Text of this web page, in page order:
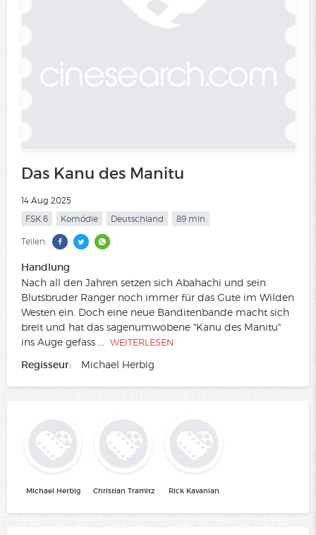
Das Kanu des Manitu
14 Aug 2025
FSK 6
Komödie Deutschland 89 min
Teilen:
Handlung
Nach all den Jahren setzen sich Abahachi und sein
Blutsbruder Ranger noch immer für das Gute im Wilden
Westen ein. Doch eine neue Banditenbande macht sich
breit und hat das sagenumwobene "Kanu des Manitu"
ins Auge gefass
WEITERLESEN
Regisseur: Michael Herbig
Michael Herbig Christian Tramitz Rick Kavanian